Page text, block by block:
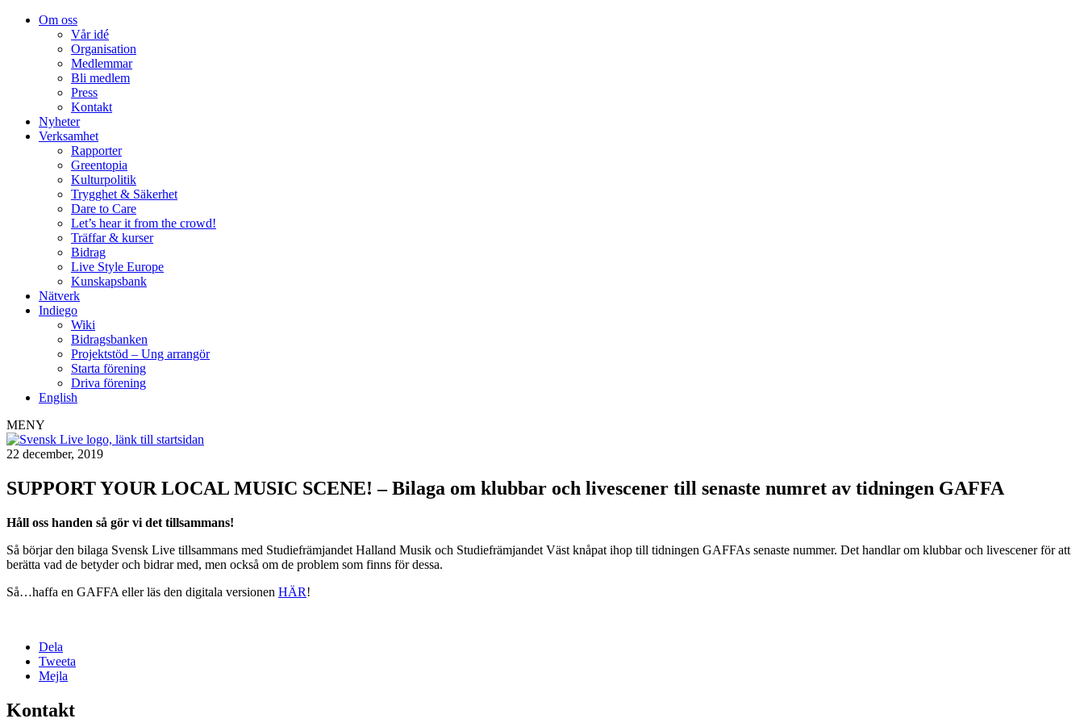
Om oss
Vår idé
Organisation
Medlemmar
Bli medlem
Press
Kontakt
Nyheter
Verksamhet
Rapporter
Greentopia
Kulturpolitik
Trygghet & Säkerhet
Dare to Care
Let’s hear it from the crowd!
Träffar & kurser
Bidrag
Live Style Europe
Kunskapsbank
Nätverk
Indiego
Wiki
Bidragsbanken
Projektstöd – Ung arrangör
Starta förening
Driva förening
English
MENY
22 december, 2019
SUPPORT YOUR LOCAL MUSIC SCENE! – Bilaga om klubbar och livescener till senaste numret av tidningen GAFFA
Håll oss handen så gör vi det tillsammans!
Så börjar den bilaga Svensk Live tillsammans med Studiefrämjandet Halland Musik och Studiefrämjandet Väst knåpat ihop till tidningen GAFFAs senaste nummer. Det handlar om klubbar och livescener för att
berätta vad de betyder och bidrar med, men också om de problem som finns för dessa.
Så…haffa en GAFFA eller läs den digitala versionen HÄR!
Dela
Tweeta
Mejla
Kontakt